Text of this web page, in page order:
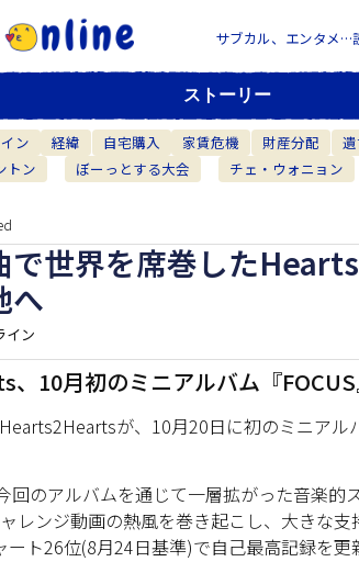
サブカル、エンタメ…
ストーリー
ン 経緯 自宅購入 家賃危機 財産分配
トン
ぼーっとする大会 チェ・ウォニョン
で世界を席巻した
へ
イン
10月初のミニアルバム『
が、10月20日に初のミニアル
回のアルバムを通じて一層拡がった音楽的
レンジ動画の熱風を巻き起こし、大きな支
ート26位(8月24日基準)で自己最高記録を更